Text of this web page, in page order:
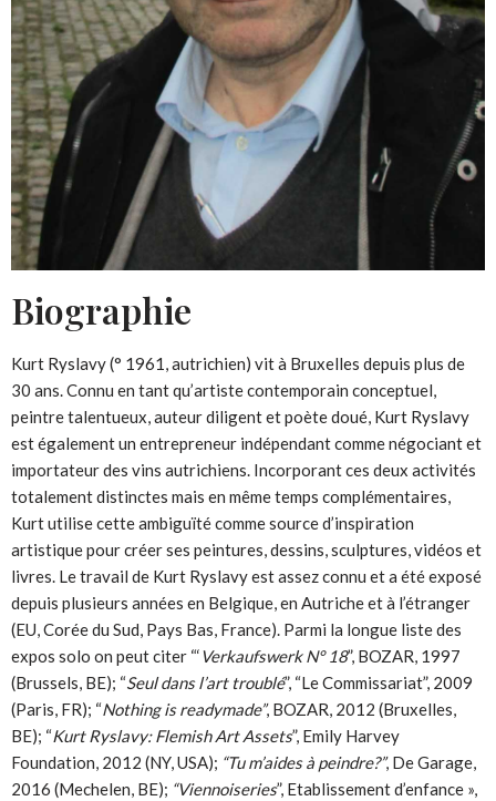
Biographie
Kurt Ryslavy (° 1961, autrichien) vit à Bruxelles depuis plus de
30 ans. Connu en tant qu’artiste contemporain conceptuel,
peintre talentueux, auteur diligent et poète doué, Kurt Ryslavy
est également un entrepreneur indépendant comme négociant et
importateur des vins autrichiens. Incorporant ces deux activités
totalement distinctes mais en même temps complémentaires,
Kurt utilise cette ambiguïté comme source d’inspiration
artistique pour créer ses peintures, dessins, sculptures, vidéos et
livres. Le travail de Kurt Ryslavy est assez connu et a été exposé
depuis plusieurs années en Belgique, en Autriche et à l’étranger
(EU, Corée du Sud, Pays Bas, France). Parmi la longue liste des
expos solo on peut citer “‘Verkaufswerk N° 18”, BOZAR, 1997
(Brussels, BE); “Seul dans l’art troublé”, “Le Commissariat”, 2009
(Paris, FR); “Nothing is readymade”, BOZAR, 2012 (Bruxelles,
BE); “Kurt Ryslavy: Flemish Art Assets”, Emily Harvey
Foundation, 2012 (NY, USA); “Tu m’aides à peindre?”, De Garage,
2016 (Mechelen, BE); “Viennoiseries”, Etablissement d’enfance »,